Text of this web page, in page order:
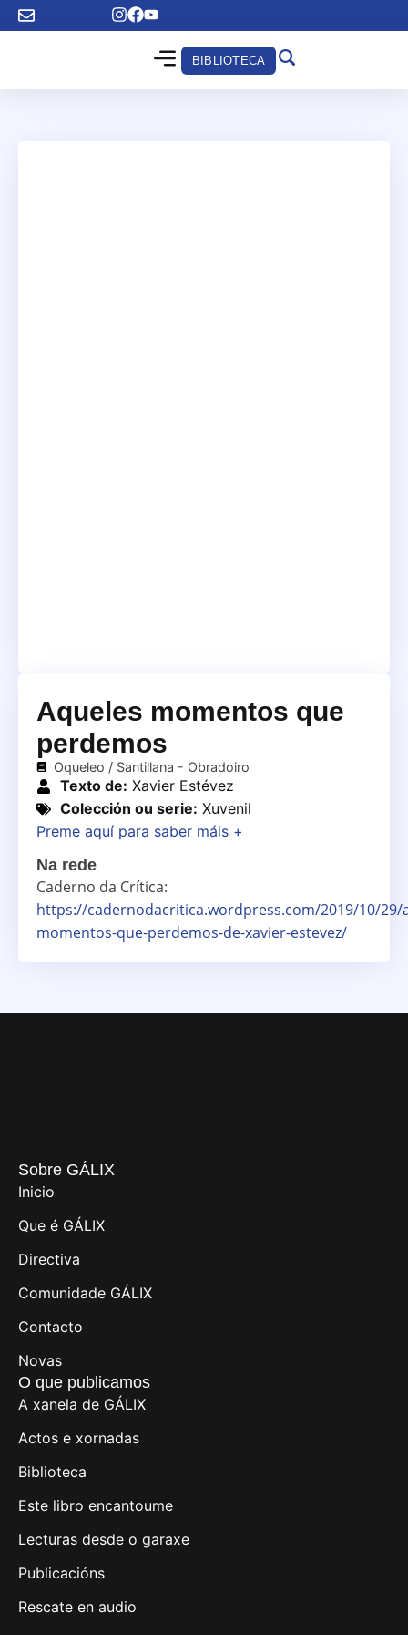
BIBLIOTECA
Aqueles momentos que
perdemos
Oqueleo / Santillana - Obradoiro
Texto de: Xavier Estévez
Colección ou serie: Xuvenil
Preme aquí para saber máis +
Na rede
Caderno da Crítica:
https://cadernodacritica.wordpress.com/2019/10/29/
momentos-que-perdemos-de-xavier-estevez/
Sobre GÁLIX
Inicio
Que é GÁLIX
Directiva
Comunidade GÁLIX
Contacto
Novas
O que publicamos
A xanela de GÁLIX
Actos e xornadas
Biblioteca
Este libro encantoume
Lecturas desde o garaxe
Publicacións
Rescate en audio